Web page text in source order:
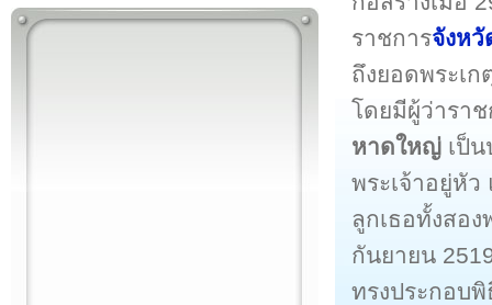
ราชการจังห
ถึงยอดพระเ
โดยมีผู้ว่าราช
หาดใหญ่ เป็
พระเจ้าอยู่หัว
ลูกเธอทั้งสอ
กันยายน
ทรงประกอบ